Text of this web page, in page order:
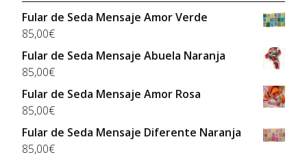
Fular de Seda Mensaje Amor Verde
85,00€
Fular de Seda Mensaje Abuela Naranja
85,00€
Fular de Seda Mensaje Amor Rosa
85,00€
Fular de Seda Mensaje Diferente Naranja
85,00€